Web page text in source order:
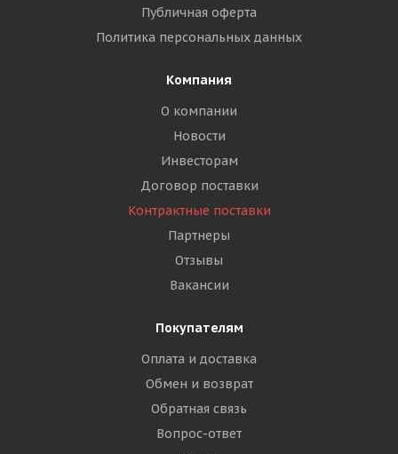
Публичная оферта
Политика персональных данных
Компания
О компании
Новости
Инвесторам
Договор поставки
Контрактные поставки
Партнеры
Отзывы
Вакансии
Покупателям
Оплата и доставка
Обмен и возврат
Обратная связь
Вопрос-ответ